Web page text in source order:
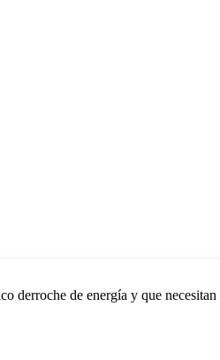
derroche de energía y que